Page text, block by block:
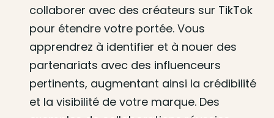
collaborer avec des créateurs sur TikTok
pour étendre votre portée. Vous
apprendrez à identifier et à nouer des
partenariats avec des influenceurs
pertinents, augmentant ainsi la crédibilité
et la visibilité de votre marque. Des